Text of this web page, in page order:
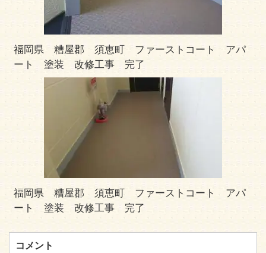
福岡県 糟屋郡 須恵町 ファーストコート アパ
ート 塗装 改修工事 完了
福岡県 糟屋郡 須恵町 ファーストコート アパ
ート 塗装 改修工事 完了
コメント